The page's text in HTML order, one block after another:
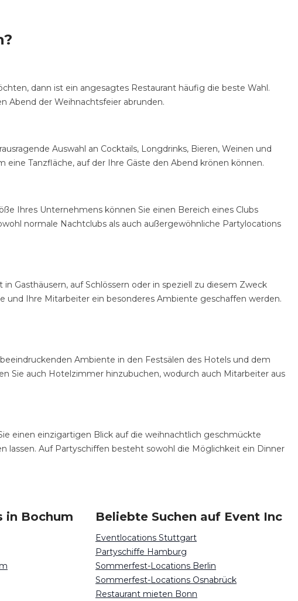
dann ist ein angesagtes Restaurant häufig die beste Wahl.
Abend der Weihnachtsfeier abrunden.
Auswahl an Cocktails, Longdrinks, Bieren, Weinen und
Tanzfläche, auf der Ihre Gäste den Abend krönen können.
Ihres Unternehmens können Sie einen Bereich eines Clubs
normale Nachtclubs als auch außergewöhnliche Partylocations
Gasthäusern, auf Schlössern oder in speziell zu diesem Zweck
und Ihre Mitarbeiter ein besonderes Ambiente geschaffen werden.
Ambiente in den Festsälen des Hotels und dem
Sie auch Hotelzimmer hinzubuchen, wodurch auch Mitarbeiter aus
einen einzigartigen Blick auf die weihnachtlich geschmückte
lassen. Auf Partyschiffen besteht sowohl die Möglichkeit ein Dinner
in Bochum Beliebte Suchen auf Event Inc
Eventlocations Stuttgart
Partyschiffe Hamburg
Sommerfest-Locations Berlin
Sommerfest-Locations Osnabrück
Restaurant mieten Bonn